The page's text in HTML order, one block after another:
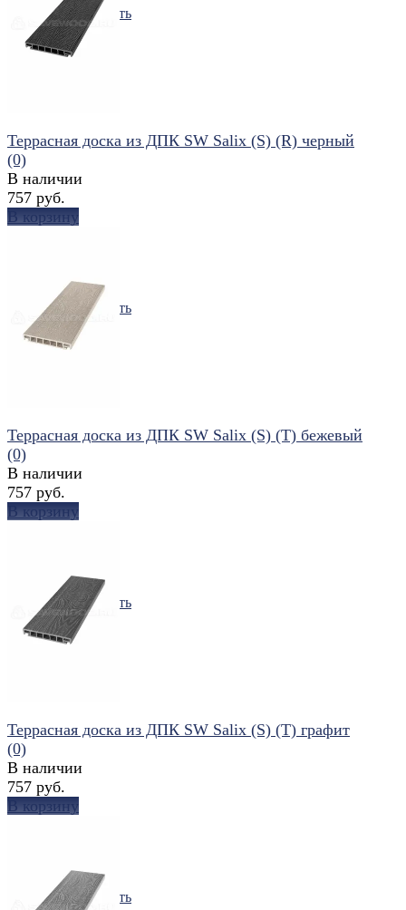
избранное сравнить
избранное сравнить
Террасная доска из ДПК SW Salix (S) (R) черный
(0)
В наличии
757 руб.
В корзину
избранное сравнить
Террасная доска из ДПК SW Salix (S) (T) бежевый
(0)
В наличии
757 руб.
В корзину
избранное сравнить
Террасная доска из ДПК SW Salix (S) (T) графит
(0)
В наличии
757 руб.
В корзину